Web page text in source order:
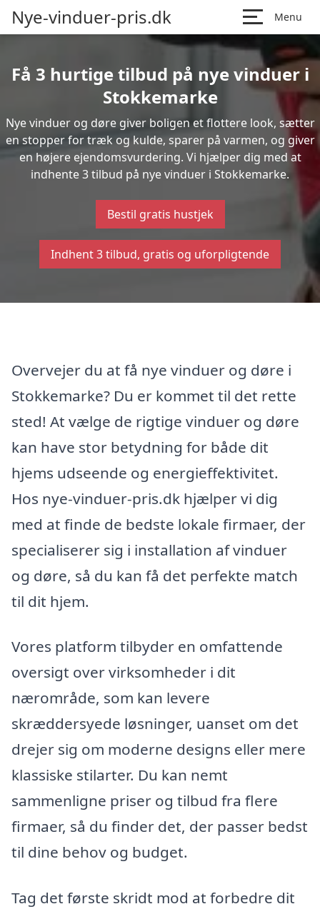
Nye-vinduer-pris.dk Menu
Få 3 hurtige tilbud på nye vinduer i
Stokkemarke
Nye vinduer og døre giver boligen et flottere look, sætter
en stopper for træk og kulde, sparer på varmen, og giver
en højere ejendomsvurdering. Vi hjælper dig med at
indhente 3 tilbud på nye vinduer i Stokkemarke.
Bestil gratis hustjek
Indhent 3 tilbud, gratis og uforpligtende
Overvejer du at få nye vinduer og døre i
Stokkemarke? Du er kommet til det rette
sted! At vælge de rigtige vinduer og døre
kan have stor betydning for både dit
hjems udseende og energieffektivitet.
Hos nye-vinduer-pris.dk hjælper vi dig
med at finde de bedste lokale firmaer, der
specialiserer sig i installation af vinduer
og døre, så du kan få det perfekte match
til dit hjem.
Vores platform tilbyder en omfattende
oversigt over virksomheder i dit
nærområde, som kan levere
skræddersyede løsninger, uanset om det
drejer sig om moderne designs eller mere
klassiske stilarter. Du kan nemt
sammenligne priser og tilbud fra flere
firmaer, så du finder det, der passer bedst
til dine behov og budget.
Tag det første skridt mod at forbedre dit